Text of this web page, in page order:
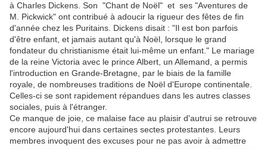
à Charles Dickens. Son "Chant de Noël" et ses "Aventures de
M. Pickwick" ont contribué à adoucir la rigueur des fêtes de fin
d'année chez les Puritains. Dickens disait : "Il est bon parfois
d'être enfant, et jamais autant qu'à Noël, lorsque le grand
fondateur du christianisme était lui-même un enfant." Le mariage
de la reine Victoria avec le prince Albert, un Allemand, a permis
l'introduction en Grande-Bretagne, par le biais de la famille
royale, de nombreuses traditions de Noël d'Europe continentale.
Celles-ci se sont rapidement répandues dans les autres classes
sociales, puis à l'étranger.
Ce manque de joie, ce malaise face au plaisir d'autrui se retrouve
encore aujourd'hui dans certaines sectes protestantes. Leurs
membres invoquent des excuses pour ne pas avoir à admettre